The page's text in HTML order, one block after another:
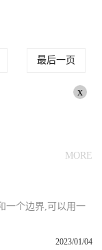
最后一页
x
MORE
一个边界,可以用一
2023/01/04